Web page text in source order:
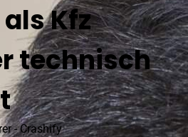
Kfz
technisch
- Crashify